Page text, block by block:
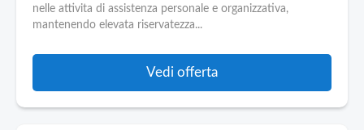
nelle attivita di assistenza personale e organizzativa,
mantenendo elevata riservatezza...
Vedi offerta